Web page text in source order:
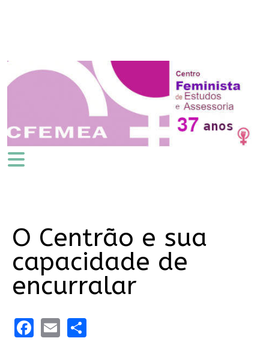
O Centrão e sua
capacidade de
encurralar
Facebook
EmailShare